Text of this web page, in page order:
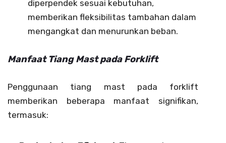
diperpendek sesuai kebutuhan,
memberikan fleksibilitas tambahan dalam
mengangkat dan menurunkan beban.
Manfaat Tiang Mast pada Forklift
Penggunaan tiang mast pada forklift
memberikan beberapa manfaat signifikan,
termasuk: